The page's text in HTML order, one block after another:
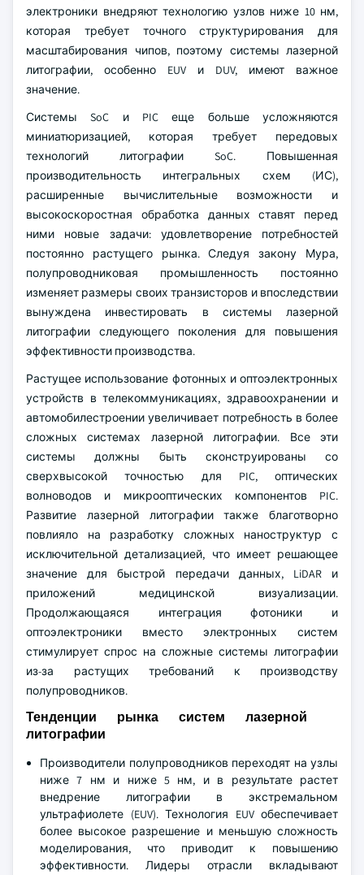
электроники внедряют технологию узлов ниже 10 нм,
которая требует точного структурирования для
масштабирования чипов, поэтому системы лазерной
литографии, особенно EUV и DUV, имеют важное
значение.
Системы SoC и PIC еще больше усложняются
миниатюризацией, которая требует передовых
технологий литографии SoC. Повышенная
производительность интегральных схем (ИС),
расширенные вычислительные возможности и
высокоскоростная обработка данных ставят перед
ними новые задачи: удовлетворение потребностей
постоянно растущего рынка. Следуя закону Мура,
полупроводниковая промышленность постоянно
изменяет размеры своих транзисторов и впоследствии
вынуждена инвестировать в системы лазерной
литографии следующего поколения для повышения
эффективности производства.
Растущее использование фотонных и оптоэлектронных
устройств в телекоммуникациях, здравоохранении и
автомобилестроении увеличивает потребность в более
сложных системах лазерной литографии. Все эти
системы должны быть сконструированы со
сверхвысокой точностью для PIC, оптических
волноводов и микрооптических компонентов PIC.
Развитие лазерной литографии также благотворно
повлияло на разработку сложных наноструктур с
исключительной детализацией, что имеет решающее
значение для быстрой передачи данных, LiDAR и
приложений медицинской визуализации.
Продолжающаяся интеграция фотоники и
оптоэлектроники вместо электронных систем
стимулирует спрос на сложные системы литографии
из-за растущих требований к производству
полупроводников.
Тенденции рынка систем лазерной
литографии
Производители полупроводников переходят на узлы
ниже 7 нм и ниже 5 нм, и в результате растет
внедрение литографии в экстремальном
ультрафиолете (EUV). Технология EUV обеспечивает
более высокое разрешение и меньшую сложность
моделирования, что приводит к повышению
эффективности. Лидеры отрасли вкладывают